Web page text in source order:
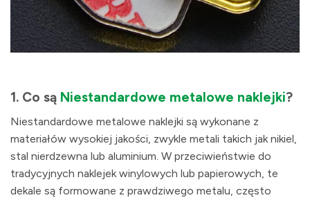
1. Co są Niestandardowe metalowe naklejki?
Niestandardowe metalowe naklejki są wykonane z
materiałów wysokiej jakości, zwykle metali takich jak nikiel,
stal nierdzewna lub aluminium. W przeciwieństwie do
tradycyjnych naklejek winylowych lub papierowych, te
dekale są formowane z prawdziwego metalu, często